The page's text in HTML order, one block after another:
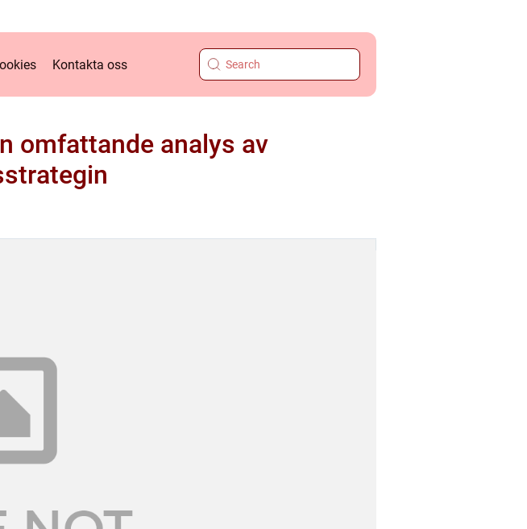
Kontakta oss
omfattande analys av